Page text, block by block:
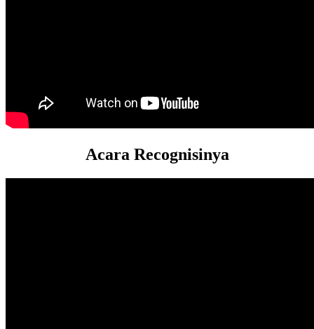
Acara Recognisinya